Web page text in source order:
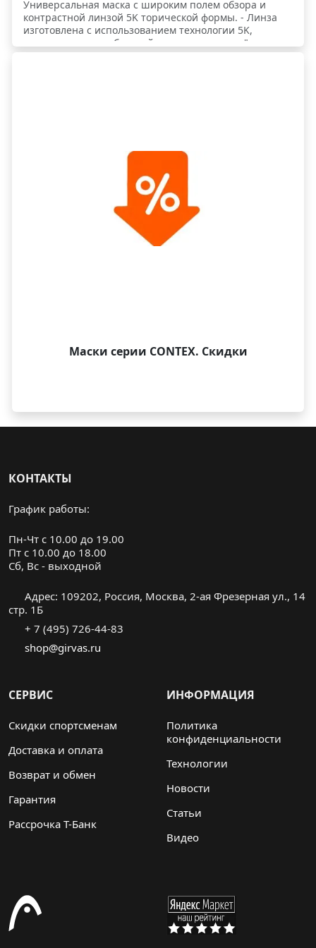
Универсальная маска с широким полем обзора и
контрастной линзой 5K торической формы. - Линза
изготовлена с использованием технологии 5K,
специально разработаной для преодоления "плоского
света" снежного покрова. Линза 5K нейтрализует
стороне ее стропы специальным образом нанесены
противоскользящие полоски силикона для улучшения
фиксации на шлеме. - Выпускается в трех размерах: S,
M и L - так что ее обводы легче подобрать под
пользователя, исходя из размера и индивидуальных
особенностей лица. Хит!
Маски серии CONTEX. Скидки
КОНТАКТЫ
График работы:
Пн-Чт с 10.00 до 19.00
Пт с 10.00 до 18.00
Cб, Вс - выходной
Адрес: 109202, Россия, Москва, 2-ая Фрезерная ул., 14
стр. 1Б
+ 7 (495) 726-44-83
shop@girvas.ru
СЕРВИС
Скидки спортсменам
Доставка и оплата
Возврат и обмен
Гарантия
Рассрочка Т-Банк
ИНФОРМАЦИЯ
Политика
конфиденциальности
Технологии
Новости
Статьи
Видео